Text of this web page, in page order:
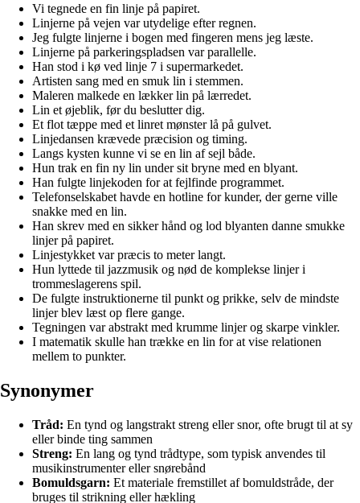
Vi tegnede en fin linje på papiret.
Linjerne på vejen var utydelige efter regnen.
Jeg fulgte linjerne i bogen med fingeren mens jeg læste.
Linjerne på parkeringspladsen var parallelle.
Han stod i kø ved linje 7 i supermarkedet.
Artisten sang med en smuk lin i stemmen.
Maleren malkede en lækker lin på lærredet.
Lin et øjeblik, før du beslutter dig.
Et flot tæppe med et linret mønster lå på gulvet.
Linjedansen krævede præcision og timing.
Langs kysten kunne vi se en lin af sejl både.
Hun trak en fin ny lin under sit bryne med en blyant.
Han fulgte linjekoden for at fejlfinde programmet.
Telefonselskabet havde en hotline for kunder, der gerne ville
snakke med en lin.
Han skrev med en sikker hånd og lod blyanten danne smukke
linjer på papiret.
Linjestykket var præcis to meter langt.
Hun lyttede til jazzmusik og nød de komplekse linjer i
trommeslagerens spil.
De fulgte instruktionerne til punkt og prikke, selv de mindste
linjer blev læst op flere gange.
Tegningen var abstrakt med krumme linjer og skarpe vinkler.
I matematik skulle han trække en lin for at vise relationen
mellem to punkter.
Synonymer
Tråd: En tynd og langstrakt streng eller snor, ofte brugt til at sy
eller binde ting sammen
Streng: En lang og tynd trådtype, som typisk anvendes til
musikinstrumenter eller snørebånd
Bomuldsgarn: Et materiale fremstillet af bomuldstråde, der
bruges til strikning eller hækling